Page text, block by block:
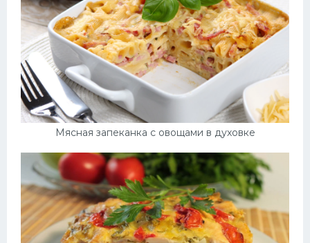
Мясная запеканка с овощами в духовке